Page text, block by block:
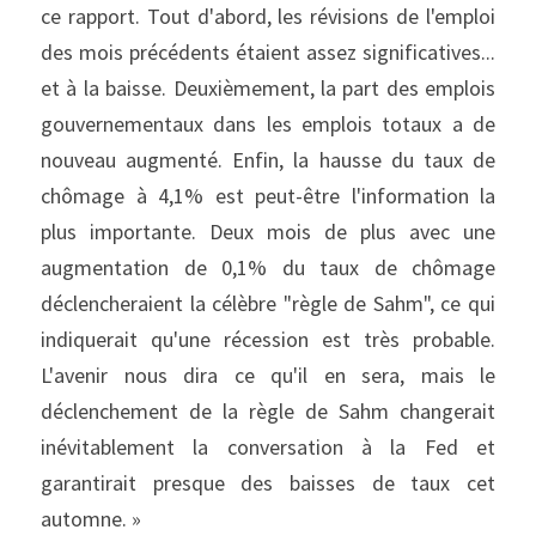
ce rapport. Tout d'abord, les révisions de l'emploi
des mois précédents étaient assez significatives...
et à la baisse. Deuxièmement, la part des emplois
gouvernementaux dans les emplois totaux a de
nouveau augmenté. Enfin, la hausse du taux de
chômage à 4,1% est peut-être l'information la
plus importante. Deux mois de plus avec une
augmentation de 0,1% du taux de chômage
déclencheraient la célèbre "règle de Sahm", ce qui
indiquerait qu'une récession est très probable.
L'avenir nous dira ce qu'il en sera, mais le
déclenchement de la règle de Sahm changerait
inévitablement la conversation à la Fed et
garantirait presque des baisses de taux cet
automne. »